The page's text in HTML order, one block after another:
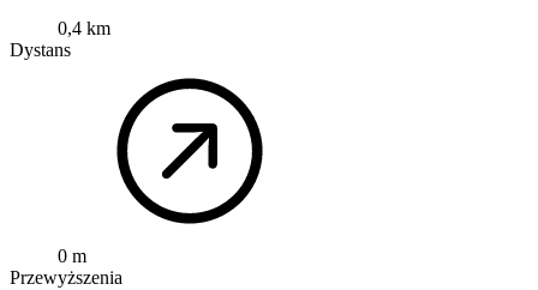
0,4 km
Dystans
0 m
Przewyższenia